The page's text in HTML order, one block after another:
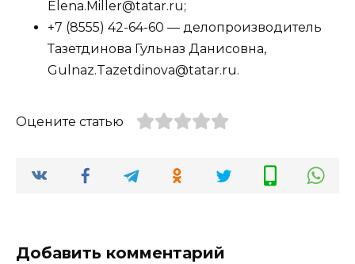
Elena.Miller@tatar.ru;
+7 (8555) 42-64-60 — делопроизводитель
Тазетдинова Гульназ Данисовна,
Gulnaz.Tazetdinova@tatar.ru.
Оцените статью
Добавить комментарий